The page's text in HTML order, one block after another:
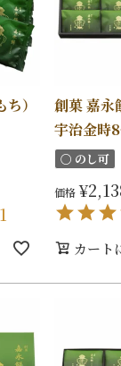
）
創菓 嘉永
宇治金時
〇 のし可
価格 ¥
カート